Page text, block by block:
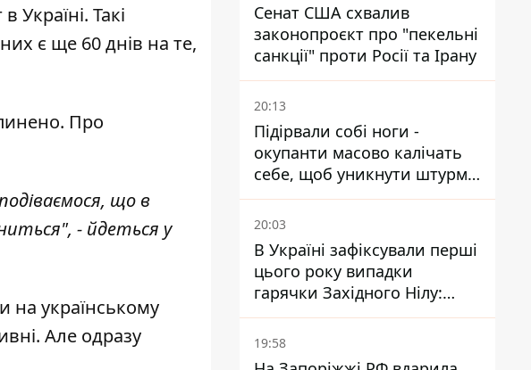
в Україні. Такі
є ще 60 днів на те,
. Про
що в
- йдеться у
на українському
Але одразу
Сенат США схвалив
законопроєкт про "пекельні
санкції" проти Росії та Ірану
20:13
Підірвали собі ноги -
окупанти масово калічать
себе, щоб уникнути штурмів
- ГУР
20:03
В Україні зафіксували перші
цього року випадки
гарячки Західного Нілу:
двоє людей заразилися
після укусів комарів
19:58